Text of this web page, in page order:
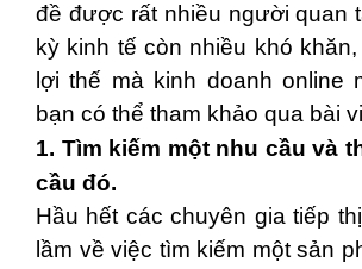
đề được rất nhiều người quan
kỳ kinh tế còn nhiều khó
lợi thế mà kinh doanh online
bạn có thể tham khảo qua bài
1. Tìm kiếm một nhu cầu và
cầu đó.
Hầu hết các chuyên gia tiếp
lầm về việc tìm kiếm một sản